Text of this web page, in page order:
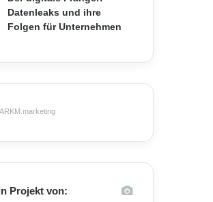
Datenleaks und ihre
Folgen für Unternehmen
ARKM.marketing
Projekt von: